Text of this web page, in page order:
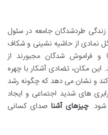
طردشدگان جامعه در سئول
نمادی از حاشیه نشینی و شکاف
و فراموش شدگان مجبورند از
این مکان، تضادی آشکار با چهره
و نشان می دهد که چگونه رشد
های شدید اجتماعی و ایجاد
شود.چیزهای آشناصدای کسانی